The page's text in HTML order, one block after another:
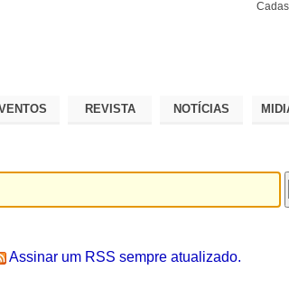
REVISTA NOTÍCIAS
Assinar um RSS sempre atualizado.